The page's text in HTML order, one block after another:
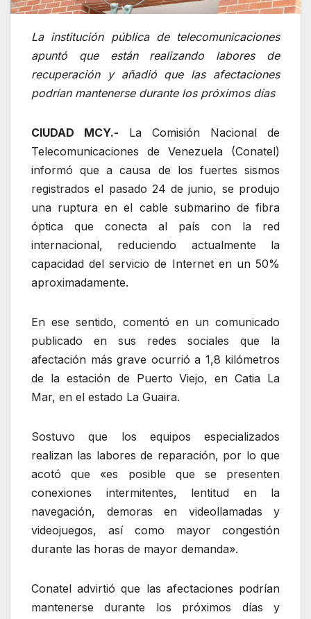
La institución pública de telecomunicaciones
apuntó que están realizando labores de
recuperación y añadió que las afectaciones
podrían mantenerse durante los próximos días
CIUDAD MCY.- La Comisión Nacional de
Telecomunicaciones de Venezuela (Conatel)
informó que a causa de los fuertes sismos
registrados el pasado 24 de junio, se produjo
una ruptura en el cable submarino de fibra
óptica que conecta al país con la red
internacional, reduciendo actualmente la
capacidad del servicio de Internet en un 50%
aproximadamente.
En ese sentido, comentó en un comunicado
publicado en sus redes sociales que la
afectación más grave ocurrió a 1,8 kilómetros
de la estación de Puerto Viejo, en Catia La
Mar, en el estado La Guaira.
Sostuvo que los equipos especializados
realizan las labores de reparación, por lo que
acotó que «es posible que se presenten
conexiones intermitentes, lentitud en la
navegación, demoras en videollamadas y
videojuegos, así como mayor congestión
durante las horas de mayor demanda».
Conatel advirtió que las afectaciones podrían
mantenerse durante los próximos días y